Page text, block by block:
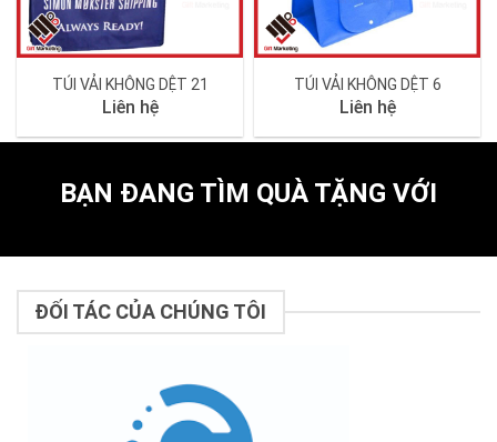
TÚI VẢI KHÔNG DỆT 21
Liên hệ
TÚI VẢI KHÔNG DỆT 6
Liên hệ
BẠN ĐANG TÌM QUÀ TẶNG VỚI
ĐỐI TÁC CỦA CHÚNG TÔI